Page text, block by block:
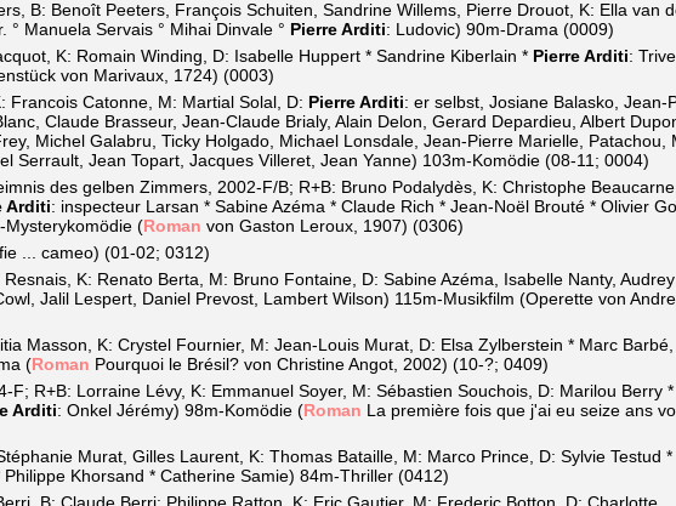
B: Benoît Peeters, François Schuiten, Sandrine Willems, Pierre Drouot, K: Ella van
Manuela Servais ° Mihai Dinvale ° Pierre Arditi: Ludovic) 90m-Drama (0009)
K: Romain Winding, D: Isabelle Huppert * Sandrine Kiberlain * Pierre Arditi:
von Marivaux, 1724) (0003)
Francois Catonne, M: Martial Solal, D: Pierre Arditi: er selbst, Josiane Balasko, Jean-
Claude Brasseur, Jean-Claude Brialy, Alain Delon, Gerard Depardieu, Albert
Michel Galabru, Ticky Holgado, Michael Lonsdale, Jean-Pierre Marielle, Patachou,
Serrault, Jean Topart, Jacques Villeret, Jean Yanne) 103m-Komödie (08-11; 0004)
des gelben Zimmers, 2002-F/B; R+B: Bruno Podalydès, K: Christophe
Arditi: inspecteur Larsan * Sabine Azéma * Claude Rich * Jean-Noël Brouté * Olivier
Mysterykomödie (Roman von Gaston Leroux, 1907) (0306)
... cameo) (01-02; 0312)
K: Renato Berta, M: Bruno Fontaine, D: Sabine Azéma, Isabelle Nanty,
Jalil Lespert, Daniel Prevost, Lambert Wilson) 115m-Musikfilm (Operette von
Masson, K: Crystel Fournier, M: Jean-Louis Murat, D: Elsa Zylberstein * Marc
(Roman Pourquoi le Brésil? von Christine Angot, 2002) (10-?; 0409)
F; R+B: Lorraine Lévy, K: Emmanuel Soyer, M: Sébastien Souchois, D: Marilou Berry *
Arditi: Onkel Jérémy) 98m-Komödie (Roman La première fois que j'ai eu seize ans
Murat, Gilles Laurent, K: Thomas Bataille, M: Marco Prince, D: Sylvie Testud
Philippe Khorsand * Catherine Samie) 84m-Thriller (0412)